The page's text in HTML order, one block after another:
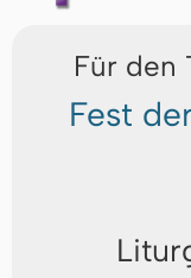
Für den
Fest